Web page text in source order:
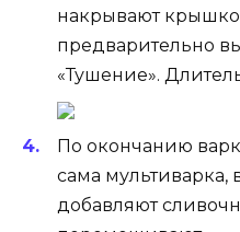
накрывают
предварительно
«Тушение».
По окончанию
сама мультиварка,
добавляют